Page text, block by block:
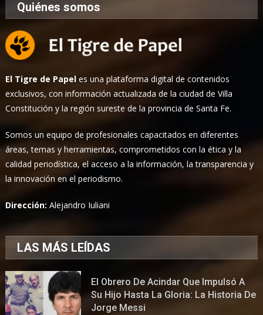
Quiénes somos
El Tigre de Papel es una plataforma digital de contenidos
exclusivos, con información actualizada de la ciudad de Villa
Constitución y la región sureste de la provincia de Santa Fe.
Somos un equipo de profesionales capacitados en diferentes
áreas, temas y herramientas, comprometidos con la ética y la
calidad periodística, el acceso a la información, la transparencia y
la innovación en el periodismo.
Dirección:Alejandro Iuliani
LAS MÁS LEÍDAS
El Obrero De Acindar Que Impulsó A
Su Hijo Hasta La Gloria: La Historia De
Jorge Messi